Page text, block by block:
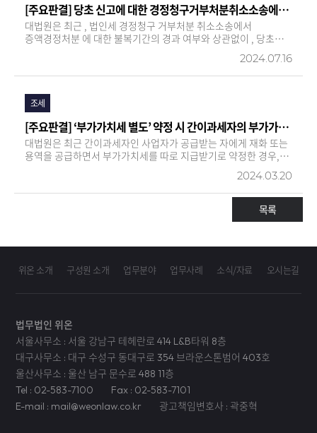
[주요판결] 당초 신고에 대한 경정청구거부처분취소소송에서 불복기간이 도과된 증액경정처분의 위법사유를 주장할 …
대법원은 최근 , 법인세 경정청구 거부처분 취소소송에서
증액경정처분 에 대한 불복기간의 경과 여부와 상관없이 , 당초
자회사가 지급한 배당금에 대하여 간주외국 납부세액을 공제하여
2024.07.16
조세
[주요판결] ‘부가가치세 별도’ 약정 시 간이과세자의 부가가치세 청구액에 관한 대법원 판결
대법원은 최근 간이과세자인 사업자가 공급받는 자에게 재화 또는
용역을 공급하면서 부가가치세를 따로 지급받기로 약정한 경우,
별도의 명시적 또는 묵시적 형태의 약정이나 거래관행이 존재하지
간이과세자의 납부세액 상당액의 지급을 청구할 수 있다 는 취지의
2024.03.20
목록
위온 소개 구성원 소개 업무분야 업무사례 소식/자료 오시는길
법무법인 위온
서울사무소 : 서울 강남구 테헤란로 414 L&B타워 8층
대구사무소 : 대구 수성구 동대구로 354 브라운스톤범어 403호
울산사무소 : 울산 남구 문수로 488 11층
Tel : 02-583-7100
Fax : 02-583-7101
E-mail : mail@weonlaw.co.kr
광고책임변호사 : 곽중혁